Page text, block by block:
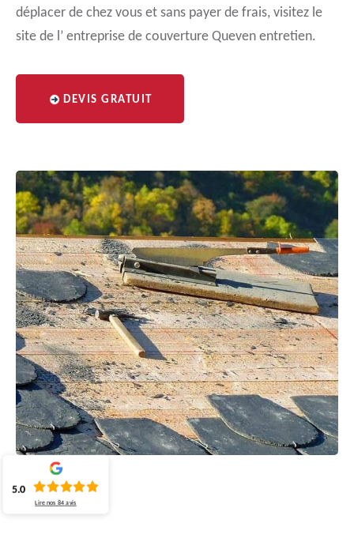
déplacer de chez vous et sans payer de frais, visitez le
site de l’ entreprise de couverture Queven entretien.
DEVIS GRATUIT
5.0
Lire nos84 avis